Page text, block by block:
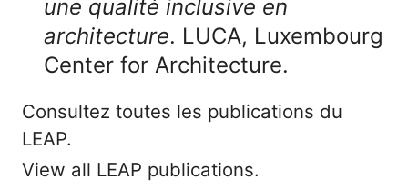
une qualité inclusive en
architecture. LUCA, Luxembourg
Center for Architecture.
Consultez toutes les publications du
LEAP.
View all LEAP publications.